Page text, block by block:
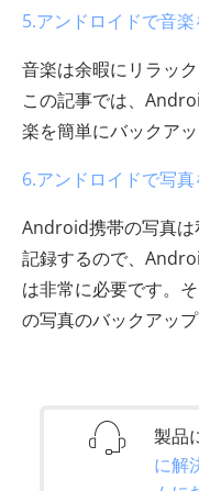
5.アンドロイドで音
音楽は余暇にリラッ
この記事では、
楽を簡単にバックア
6.アンドロイドで写
Android携帯の写真は
記録するので、
は非常に必要です。
の写真のバックアッ
製品
に解